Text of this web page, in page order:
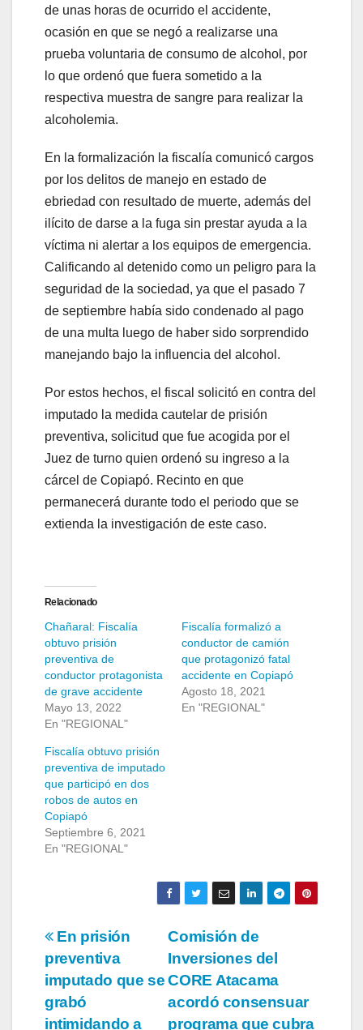
de unas horas de ocurrido el accidente,
ocasión en que se negó a realizarse una
prueba voluntaria de consumo de alcohol, por
lo que ordenó que fuera sometido a la
respectiva muestra de sangre para realizar la
alcoholemia.
En la formalización la fiscalía comunicó cargos
por los delitos de manejo en estado de
ebriedad con resultado de muerte, además del
ilícito de darse a la fuga sin prestar ayuda a la
víctima ni alertar a los equipos de emergencia.
Calificando al detenido como un peligro para la
seguridad de la sociedad, ya que el pasado 7
de septiembre había sido condenado al pago
de una multa luego de haber sido sorprendido
manejando bajo la influencia del alcohol.
Por estos hechos, el fiscal solicitó en contra del
imputado la medida cautelar de prisión
preventiva, solicitud que fue acogida por el
Juez de turno quien ordenó su ingreso a la
cárcel de Copiapó. Recinto en que
permanecerá durante todo el periodo que se
extienda la investigación de este caso.
Relacionado
Chañaral: Fiscalía
obtuvo prisión
preventiva de
conductor protagonista
de grave accidente
Mayo 13, 2022
En "REGIONAL"
Fiscalía formalizó a
conductor de camión
que protagonizó fatal
accidente en Copiapó
Agosto 18, 2021
En "REGIONAL"
Fiscalía obtuvo prisión
preventiva de imputado
que participó en dos
robos de autos en
Copiapó
Septiembre 6, 2021
En "REGIONAL"
Navegación
de
entradas
Comisión de
Inversiones del
CORE Atacama
acordó consensuar
programa que cubra
En prisión
preventiva
imputado que se
grabó
intimidando a